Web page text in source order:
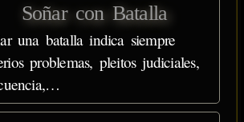
Soñar con Batalla
una batalla indica siempre
problemas, pleitos judiciales,